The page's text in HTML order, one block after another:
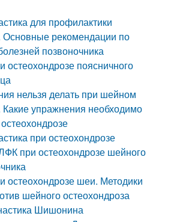
для профилактики
Основные рекомендации по
позвоночника
остеохондрозе поясничного
нельзя делать при шейном
Какие упражнения необходимо
при остеохондрозе
при остеохондрозе шейного
остеохондрозе шеи. Методики
шейного остеохондроза
Шишонина